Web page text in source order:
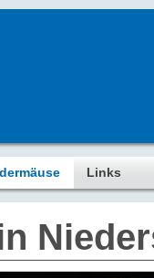
Links